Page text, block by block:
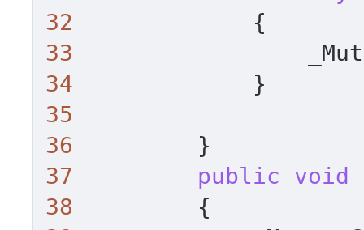
32
33
34
35
36
37
public void
38